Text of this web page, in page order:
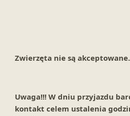
Zwierzęta nie są akceptowane.
Uwaga!!! W dniu przyjazdu
kontakt celem ustalenia